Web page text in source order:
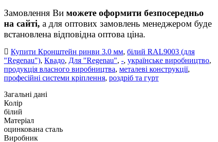
Замовлення Ви можете оформити безпосередньо
на сайті, а для оптових замовлень менеджером буде
встановлена відповідна оптова ціна.
Купити Кронштейн ринви 3.0 мм, білий RAL9003 (для
"Regenau"), Квадо, Для "Regenau", -, українське виробництво,
продукція власного виробництва, металеві конструкції,
професійні системи кріплення, роздріб та гурт
Загальні дані
Колір
білий
Матеріал
оцинкована сталь
Виробник